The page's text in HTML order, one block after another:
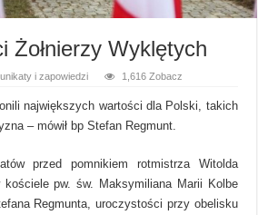
Żołnierzy Wyklętych
i zapowiedzi 1,616 Zobacz
największych wartości dla Polski, takich
– mówił bp Stefan Regmunt.
przed pomnikiem rotmistrza Witolda
pw. św. Maksymiliana Marii Kolbe
Regmunta, uroczystości przy obelisku